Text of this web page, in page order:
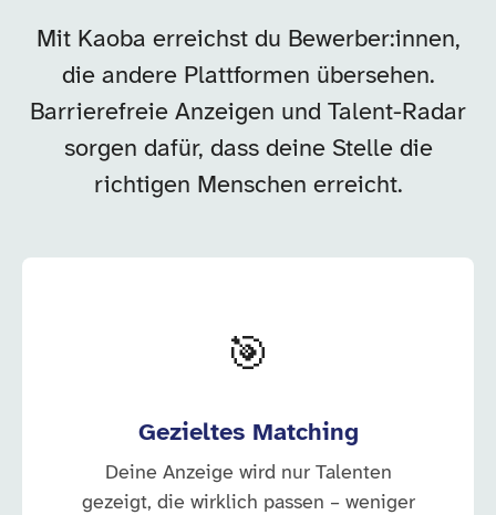
Mit Kaoba erreichst du Bewerber:innen,
die andere Plattformen übersehen.
Barrierefreie Anzeigen und Talent-Radar
sorgen dafür, dass deine Stelle die
richtigen Menschen erreicht.
🎯
Gezieltes Matching
Deine Anzeige wird nur Talenten
gezeigt, die wirklich passen – weniger